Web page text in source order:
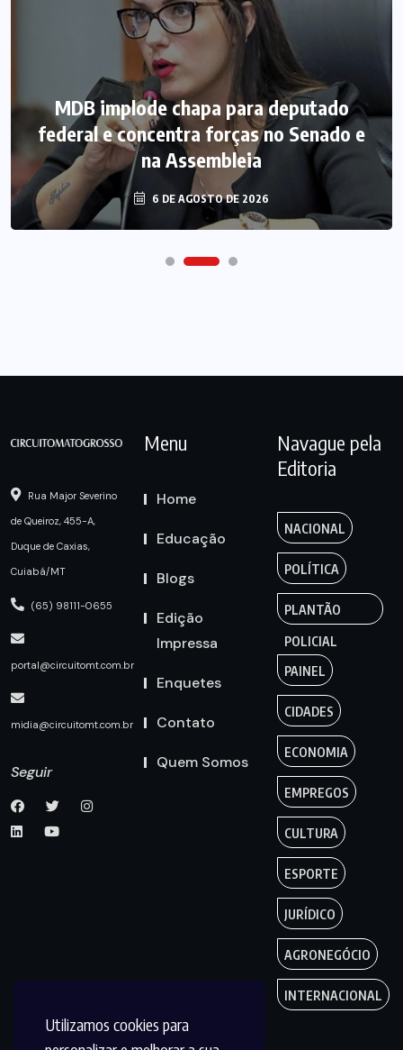
Utilizamos cookies para
MDB implode chapa para deputado
federal e concentra forças no Senado e
na Assembleia
6 DE AGOSTO DE 2026
Rua Major Severino
de Queiroz, 455-A,
Duque de Caxias,
Cuiabá/MT
(65) 98111-0655
portal@circuitomt.com.br
midia@circuitomt.com.br
Seguir
Menu
Home
Educação
Blogs
Edição
Impressa
Enquetes
Contato
Quem Somos
Navague pela
Editoria
NACIONAL
POLÍTICA
PLANTÃO
POLICIAL
PAINEL
CIDADES
ECONOMIA
EMPREGOS
CULTURA
ESPORTE
JURÍDICO
AGRONEGÓCIO
INTERNACIONAL